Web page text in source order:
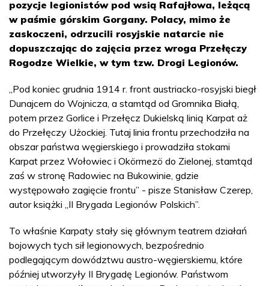
pozycje legionistów pod wsią Rafajłowa, leżącą
w paśmie górskim Gorgany. Polacy, mimo że
zaskoczeni, odrzucili rosyjskie natarcie nie
dopuszczając do zajęcia przez wroga Przełęczy
Rogodze Wielkie, w tym tzw. Drogi Legionów.
„Pod koniec grudnia 1914 r. front austriacko-rosyjski biegł
Dunajcem do Wojnicza, a stamtąd od Gromnika Białą,
potem przez Gorlice i Przełęcz Dukielską linią Karpat aż
do Przełęczy Użockiej. Tutaj linia frontu przechodziła na
obszar państwa węgierskiego i prowadziła stokami
Karpat przez Wołowiec i Okörmezö do Zielonej, stamtąd
zaś w stronę Radowiec na Bukowinie, gdzie
występowało zagięcie frontu” - pisze Stanisław Czerep,
autor książki „II Brygada Legionów Polskich”.
To właśnie Karpaty stały się głównym teatrem działań
bojowych tych sił legionowych, bezpośrednio
podlegającym dowództwu austro-węgierskiemu, które
później utworzyły II Brygadę Legionów. Państwom